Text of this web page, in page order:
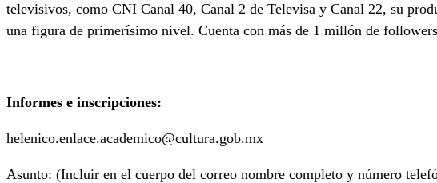
televisivos, como CNI Canal 40, Canal 2 de Televisa y Canal 22, su
una figura de primerísimo nivel. Cuenta con más de 1 millón de
Informes e inscripciones:
helenico.enlace.academico@cultura.gob.mx
Asunto: (Incluir en el cuerpo del correo nombre completo y número